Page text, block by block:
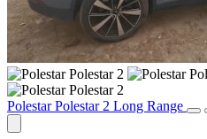
Polestar Polestar 2 Long Range